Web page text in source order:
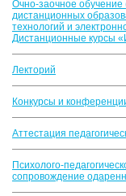
Очно-заочное
дистанционных
технологий и
Дистанционные курсы
Лекторий
Конкурсы и
Аттестация
Психолого-
сопровождение